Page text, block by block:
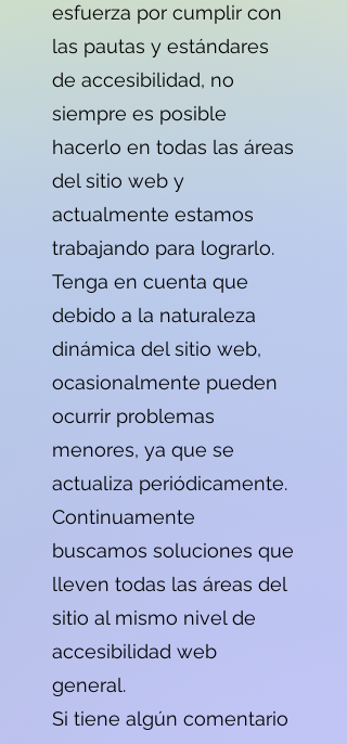
esfuerza por cumplir con
las pautas y estándares
de accesibilidad, no
siempre es posible
hacerlo en todas las áreas
del sitio web y
actualmente estamos
trabajando para lograrlo.
Tenga en cuenta que
debido a la naturaleza
dinámica del sitio web,
ocasionalmente pueden
ocurrir problemas
menores, ya que se
actualiza periódicamente.
Continuamente
buscamos soluciones que
lleven todas las áreas del
sitio al mismo nivel de
accesibilidad web
general.
Si tiene algún comentario